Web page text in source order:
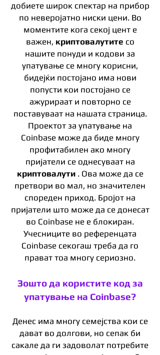
добиете широк спектар на прибор
по неверојатно ниски цени. Во
моментите кога секој цент е
важен, криптовалутите со
нашите понуди и кодови за
упатување се многу корисни,
бидејќи постојано има нови
попусти кои постојано се
ажурираат и повторно се
поставуваат на нашата страница.
Проектот за упатување на
Coinbase може да биде многу
профитабилен ако многу
пријатели се однесуваат на
криптовалути. Ова може да се
претвори во мал, но значителен
спореден приход. Бројот на
пријатели што може да се донесат
во Coinbase не е блокиран.
Учесниците во референцата
Coinbase секогаш треба да го
прават тоа многу сериозно.
Зошто да користите код за
упатување на Coinbase?
Денес има многу семејства кои се
дават во долгови, но сепак би
сакале да ги задоволат потребите